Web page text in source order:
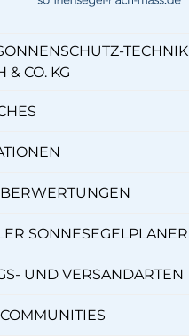
TECHNIK
& CO. KG
SONNESEGELPLANER
UND VERSANDARTEN